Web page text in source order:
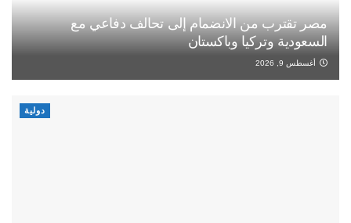
مصر تقترب من الانضمام إلى تحالف دفاعي مع
السعودية وتركيا وباكستان
أغسطس 9, 2026
دولية